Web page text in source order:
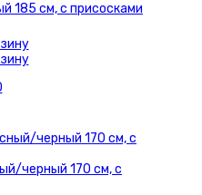
185 см, с присосками
черный 170 см, с